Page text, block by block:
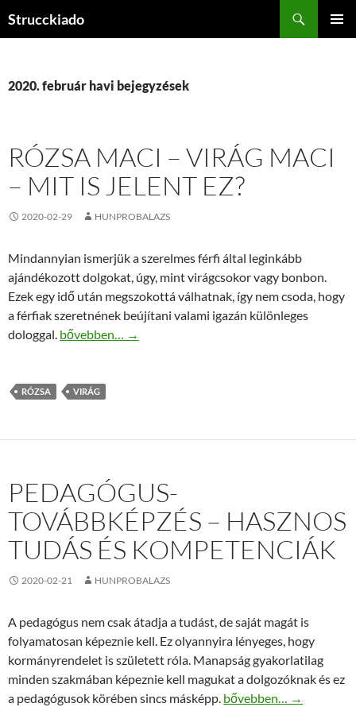
Strucckiado
2020. február havi bejegyzések
RÓZSA MACI – VIRÁG MACI
– MIT IS JELENT EZ?
2020-02-29 HUNPROBALAZS
Mindannyian ismerjük a szerelmes férfi által leginkább
ajándékozott dolgokat, úgy, mint virágcsokor vagy bonbon.
Ezek egy idő után megszokottá válhatnak, így nem csoda, hogy
a férfiak szeretnének beújítani valami igazán különleges
dologgal. Rózsa maci – Virág maci – Mit is jelent ez?
bővebben… →
RÓZSA VIRÁG
PEDAGÓGUS-
TOVÁBBKÉPZÉS – HASZNOS
TUDÁS ÉS KOMPETENCIÁK
2020-02-21 HUNPROBALAZS
A pedagógus nem csak átadja a tudást, de saját magát is
folyamatosan képeznie kell. Ez olyannyira lényeges, hogy
kormányrendelet is született róla. Manapság gyakorlatilag
minden szakmában képeznie kell magukat a dolgozóknak és ez
a pedagógusok körében sincs másképp. Pedagógus-
bővebben… →